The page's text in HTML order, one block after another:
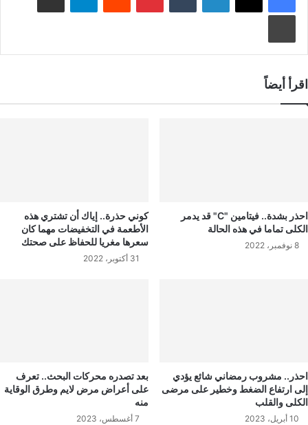
اقرأ أيضاً
احذر بشدة.. فيتامين "C" قد يدمر
الكلى تماما في هذه الحالة
8 نوفمبر، 2022
كوني حذرة.. إياك أن تشتري هذه
الأطعمة في التخفيضات مهما كان
سعرها مغريا للحفاظ على صحتك
31 أكتوبر، 2022
احذر.. مشروب رمضاني شائع يؤدي
إلى ارتفاع الضغط وخطير على مرضى
الكلى والقلب
10 أبريل، 2023
بعد تصدره محركات البحث.. تعرف
على أعراض مرض لايم وطرق الوقاية
منه
7 أغسطس، 2023